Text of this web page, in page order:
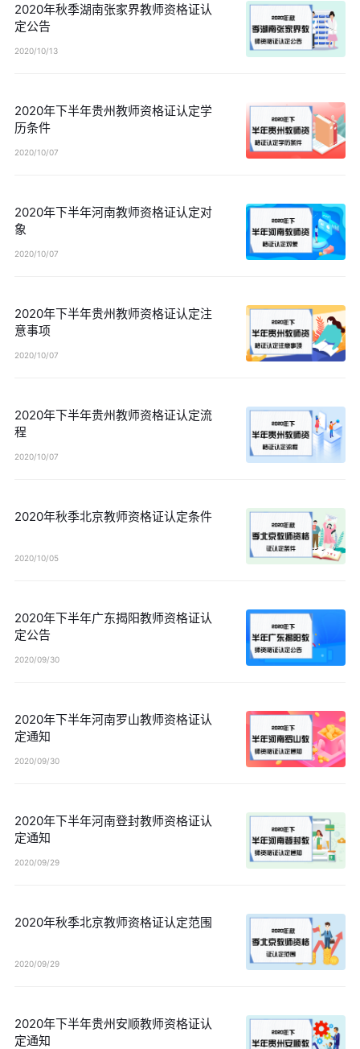
2020年秋季湖南张家界教师资格证认
定公告
2020/10/13
2020年下半年贵州教师资格证认定学
历条件
2020/10/07
2020年下半年河南教师资格证认定对
象
2020/10/07
2020年下半年贵州教师资格证认定注
意事项
2020/10/07
2020年下半年贵州教师资格证认定流
程
2020/10/07
2020年秋季北京教师资格证认定条件
2020/10/05
2020年下半年广东揭阳教师资格证认
定公告
2020/09/30
2020年下半年河南罗山教师资格证认
定通知
2020/09/30
2020年下半年河南登封教师资格证认
定通知
2020/09/29
2020年秋季北京教师资格证认定范围
2020/09/29
2020年下半年贵州安顺教师资格证认
定通知